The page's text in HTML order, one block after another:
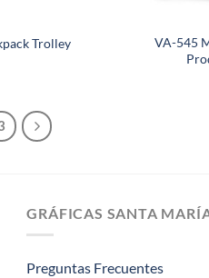
Trolley
VA-545
GRÁFICAS SANTA
Preguntas Frecuentes